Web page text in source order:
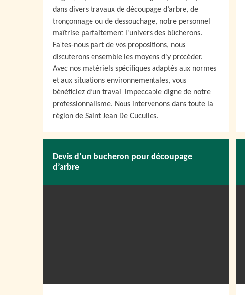
dans divers travaux de découpage d’arbre, de
tronçonnage ou de dessouchage, notre personnel
maîtrise parfaitement l'univers des bûcherons.
Faites-nous part de vos propositions, nous
discuterons ensemble les moyens d'y procéder.
Avec nos matériels spécifiques adaptés aux normes
et aux situations environnementales, vous
bénéficiez d’un travail impeccable digne de notre
professionnalisme. Nous intervenons dans toute la
région de Saint Jean De Cuculles.
Devis d’un bucheron pour découpage
d’arbre